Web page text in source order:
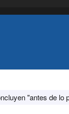
lo previsto" otra